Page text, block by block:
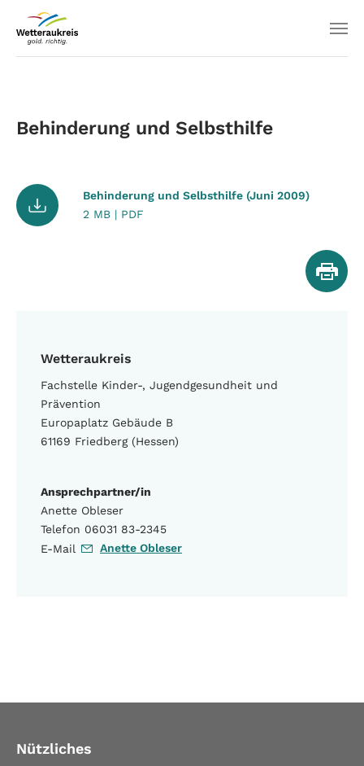
Wetteraukreis
Fachstelle Kinder-, Jugendgesundheit und
Prävention
Europaplatz Gebäude B
61169 Friedberg (Hessen)
Ansprechpartner/in
Anette Obleser
Telefon 06031 83-2345
E-Mail
Anette Obleser
Behinderung und Selbsthilfe
Behinderung und Selbsthilfe (Juni 2009)
2 MB | PDF
Nützliches